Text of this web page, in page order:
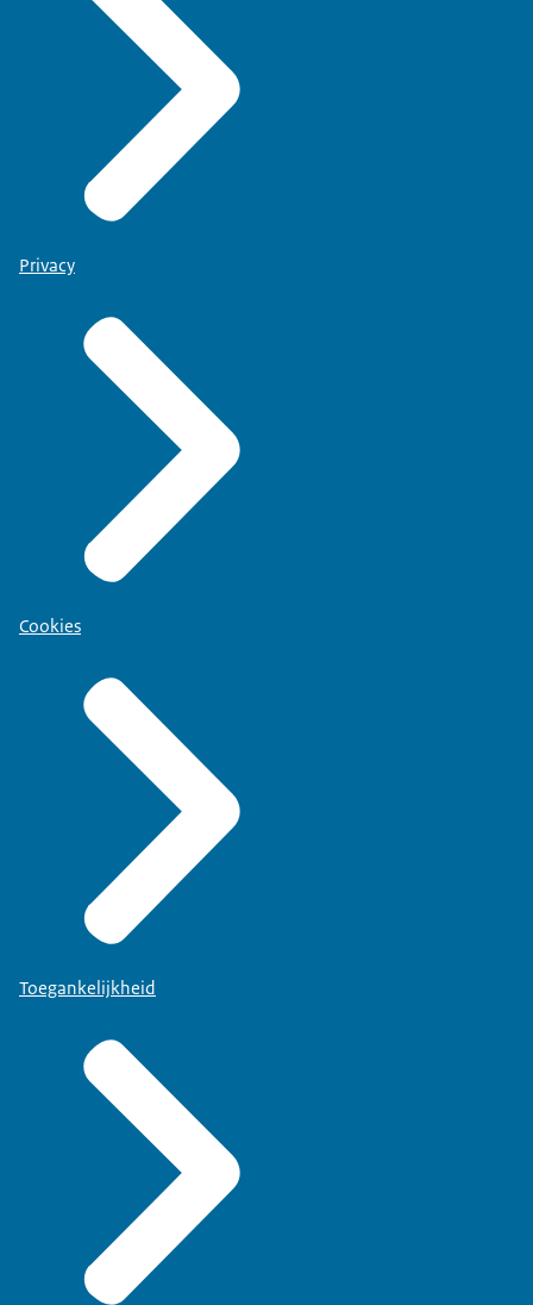
Privacy
Cookies
Toegankelijkheid